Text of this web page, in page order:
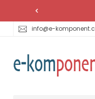
info@e-